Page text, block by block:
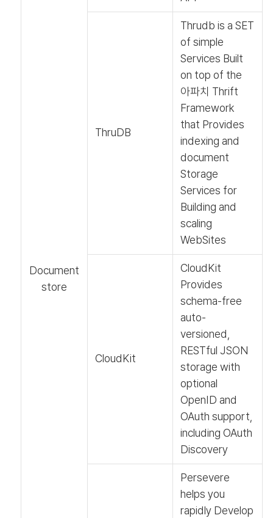
Document
store
ThruDB
Thrudb is a SET
of simple
Services Built
on top of the
아파치 Thrift
Framework
that Provides
indexing and
document
Storage
Services for
Building and
scaling
WebSites
CloudKit
CloudKit
Provides
schema-free
auto-
versioned,
RESTful JSON
storage with
optional
OpenID and
OAuth support,
including OAuth
Discovery
Persevere
helps you
rapidly Develop